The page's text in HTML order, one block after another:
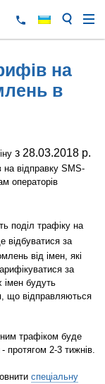
на
в
з 28.03.2018 р.
на відправку SMS-
операторів
поділ трафіку на
відбуватися за
від імен, які
за
імен будуть
що відправляються
трафіком буде
протягом 2-3 тижнів.
спеціальну